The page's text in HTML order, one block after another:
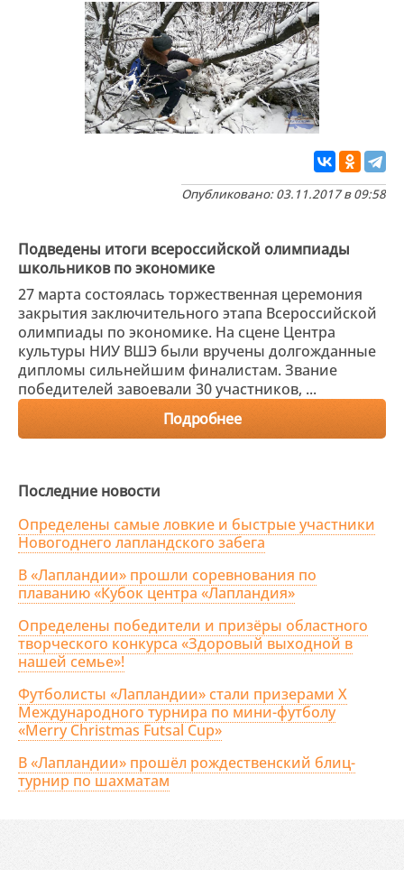
Опубликовано: 03.11.2017 в 09:58
Подведены итоги всероссийской олимпиады
школьников по экономике
27 марта состоялась торжественная церемония
закрытия заключительного этапа Всероссийской
олимпиады по экономике. На сцене Центра
культуры НИУ ВШЭ были вручены долгожданные
дипломы сильнейшим финалистам. Звание
победителей завоевали 30 участников, ...
Подробнее
Последние новости
Определены самые ловкие и быстрые участники
Новогоднего лапландского забега
В «Лапландии» прошли соревнования по
плаванию «Кубок центра «Лапландия»
Определены победители и призёры областного
творческого конкурса «Здоровый выходной в
нашей семье»!
Футболисты «Лапландии» стали призерами X
Международного турнира по мини-футболу
«Merry Christmas Futsal Cup»
В «Лапландии» прошёл рождественский блиц-
турнир по шахматам